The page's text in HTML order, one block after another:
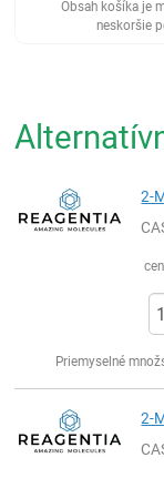
Obsah košíka je
neskoršie
2-
Priemyselné
2-